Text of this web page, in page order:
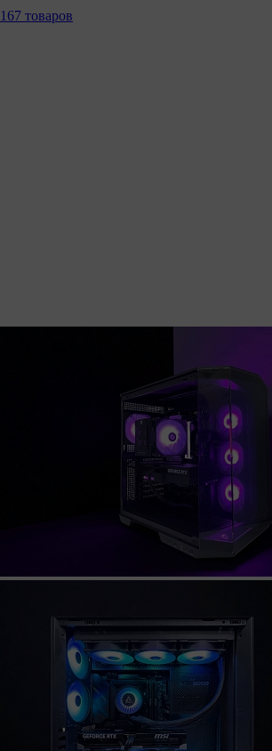
167 товаров